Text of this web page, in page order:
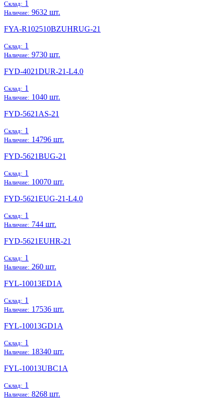
Склад: 1
Наличие: 9632 шт.
FYA-R102510BZUHRUG-21
Склад: 1
Наличие: 9730 шт.
FYD-4021DUR-21-L4.0
Склад: 1
Наличие: 1040 шт.
FYD-5621AS-21
Склад: 1
Наличие: 14796 шт.
FYD-5621BUG-21
Склад: 1
Наличие: 10070 шт.
FYD-5621EUG-21-L4.0
Склад: 1
Наличие: 744 шт.
FYD-5621EUHR-21
Склад: 1
Наличие: 260 шт.
FYL-10013ED1A
Склад: 1
Наличие: 17536 шт.
FYL-10013GD1A
Склад: 1
Наличие: 18340 шт.
FYL-10013UBC1A
Склад: 1
Наличие: 8268 шт.